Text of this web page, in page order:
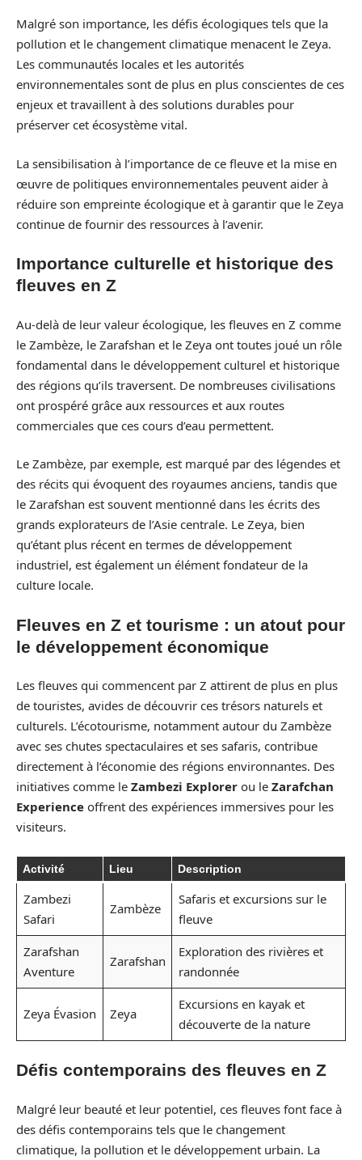
Malgré son importance, les défis écologiques tels que la
pollution et le changement climatique menacent le Zeya.
Les communautés locales et les autorités
environnementales sont de plus en plus conscientes de ces
enjeux et travaillent à des solutions durables pour
préserver cet écosystème vital.
La sensibilisation à l’importance de ce fleuve et la mise en
œuvre de politiques environnementales peuvent aider à
réduire son empreinte écologique et à garantir que le Zeya
continue de fournir des ressources à l’avenir.
Importance culturelle et historique des
fleuves en Z
Au-delà de leur valeur écologique, les fleuves en Z comme
le Zambèze, le Zarafshan et le Zeya ont toutes joué un rôle
fondamental dans le développement culturel et historique
des régions qu’ils traversent. De nombreuses civilisations
ont prospéré grâce aux ressources et aux routes
commerciales que ces cours d’eau permettent.
Le Zambèze, par exemple, est marqué par des légendes et
des récits qui évoquent des royaumes anciens, tandis que
le Zarafshan est souvent mentionné dans les écrits des
grands explorateurs de l’Asie centrale. Le Zeya, bien
qu’étant plus récent en termes de développement
industriel, est également un élément fondateur de la
culture locale.
Fleuves en Z et tourisme : un atout pour
le développement économique
Les fleuves qui commencent par Z attirent de plus en plus
de touristes, avides de découvrir ces trésors naturels et
culturels. L’écotourisme, notamment autour du Zambèze
avec ses chutes spectaculaires et ses safaris, contribue
directement à l’économie des régions environnantes. Des
initiatives comme le Zambezi Explorer ou le Zarafchan
Experience offrent des expériences immersives pour les
visiteurs.
Activité Lieu Description
Zambezi
Safari
Zambèze
Safaris et excursions sur le
fleuve
Zarafshan
Aventure
Zarafshan
Exploration des rivières et
randonnée
Zeya Évasion Zeya
Excursions en kayak et
découverte de la nature
Défis contemporains des fleuves en Z
Malgré leur beauté et leur potentiel, ces fleuves font face à
des défis contemporains tels que le changement
climatique, la pollution et le développement urbain. La